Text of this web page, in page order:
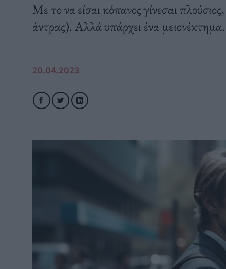
Με το να είσαι κόπανος γίνεσαι
άντρας). Αλλά υπάρχει ένα μειονέκτημα.
20.04.2023